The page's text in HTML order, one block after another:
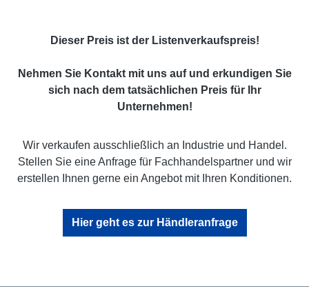
Dieser Preis ist der Listenverkaufspreis!
Nehmen Sie Kontakt mit uns auf und erkundigen Sie
sich nach dem tatsächlichen Preis für Ihr
Unternehmen!
Wir verkaufen ausschließlich an Industrie und Handel.
Stellen Sie eine Anfrage für Fachhandelspartner und wir
erstellen Ihnen gerne ein Angebot mit Ihren Konditionen.
Hier geht es zur Händleranfrage